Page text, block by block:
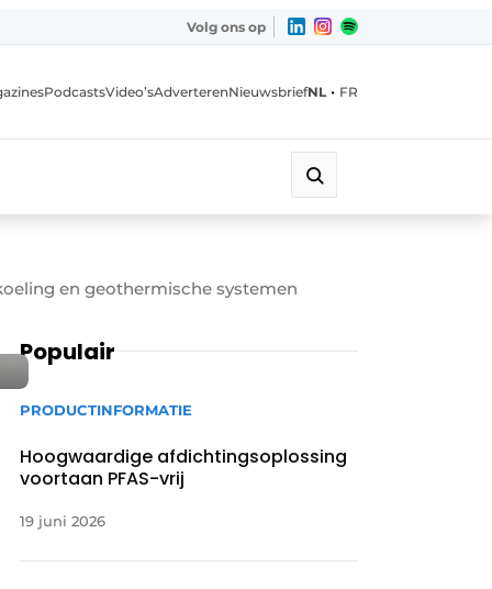
Volg ons op
PodcastsVideo’sAdverterenNieuwsbriefNL • FR
en geothermische systemen
Populair
PRODUCTINFORMATIE
Hoogwaardige afdichtingsoplossing
voortaan PFAS-vrij
19 juni 2026